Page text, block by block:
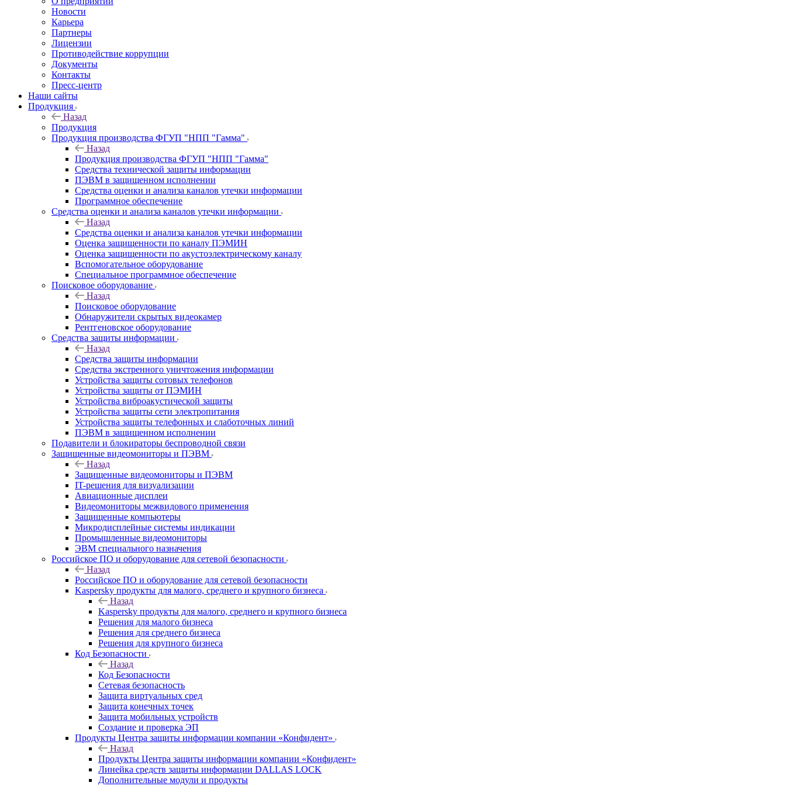
Новости
Карьера
Партнеры
Лицензии
Противодействие коррупции
Документы
Контакты
Пресс-центр
Наши сайты
Продукция
Назад
Продукция
Продукция производства ФГУП "НПП "Гамма"
Назад
Продукция производства ФГУП "НПП "Гамма"
Средства технической защиты информации
ПЭВМ в защищенном исполнении
Средства оценки и анализа каналов утечки информации
Программное обеспечение
Средства оценки и анализа каналов утечки информации
Назад
Средства оценки и анализа каналов утечки информации
Оценка защищенности по каналу ПЭМИН
Оценка защищенности по акустоэлектрическому каналу
Вспомогательное оборудование
Специальное программное обеспечение
Поисковое оборудование
Назад
Поисковое оборудование
Обнаружители скрытых видеокамер
Рентгеновское оборудование
Средства защиты информации
Назад
Средства защиты информации
Средства экстренного уничтожения информации
Устройства защиты сотовых телефонов
Устройства защиты от ПЭМИН
Устройства виброакустической защиты
Устройства защиты сети электропитания
Устройства защиты телефонных и слаботочных линий
ПЭВМ в защищенном исполнении
Подавители и блокираторы беспроводной связи
Защищенные видеомониторы и ПЭВМ
Назад
Защищенные видеомониторы и ПЭВМ
IT-решения для визуализации
Авиационные дисплеи
Видеомониторы межвидового применения
Защищенные компьютеры
Микродисплейные системы индикации
Промышленные видеомониторы
ЭВМ специального назначения
Российское ПО и оборудование для сетевой безопасности
Назад
Российское ПО и оборудование для сетевой безопасности
Kaspersky продукты для малого, среднего и крупного бизнеса
Назад
Kaspersky продукты для малого, среднего и крупного бизнеса
Решения для малого бизнеса
Решения для среднего бизнеса
Решения для крупного бизнеса
Код Безопасности
Назад
Код Безопасности
Сетевая безопасность
Защита виртуальных сред
Защита конечных точек
Защита мобильных устройств
Создание и проверка ЭП
Продукты Центра защиты информации компании «Конфидент»
Назад
Продукты Центра защиты информации компании «Конфидент»
Линейка средств защиты информации DALLAS LOCK
Дополнительные модули и продукты